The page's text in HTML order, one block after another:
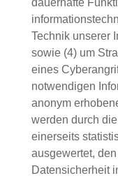
dauerhafte
Technik unserer
sowie (4) um
eines
notwendigen
anonym
werden durch
einerseits
ausgewertet,
Datensicherheit